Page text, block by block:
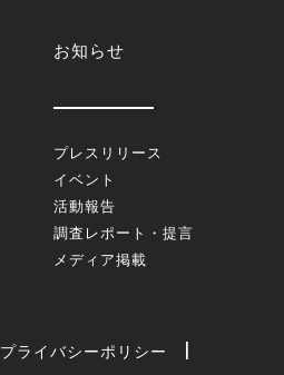
お知らせ
プレスリリース
イベント
活動報告
調査レポート・提言
メディア掲載
プライバシーポリシー